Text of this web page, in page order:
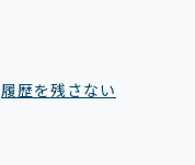
履歴を残さない